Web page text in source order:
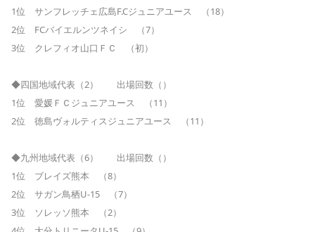
1位 サンフレッチェ広島F.Cジュニアユース （18）
2位 FCバイエルンツネイシ （7）
3位 クレフィオ山口ＦＣ （初）
◆四国地域代表（2） 出場回数（）
1位 愛媛ＦＣジュニアユース （11）
2位 徳島ヴォルティスジュニアユース （11）
◆九州地域代表（6） 出場回数（）
1位 ブレイズ熊本 （8）
2位 サガン鳥栖U-15 （7）
3位 ソレッソ熊本 （2）